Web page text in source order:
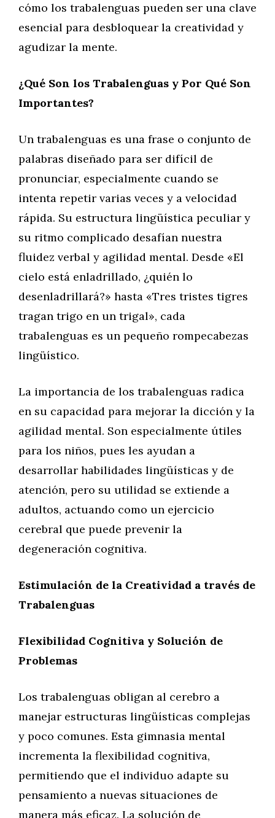
cómo los trabalenguas pueden ser una clave
esencial para desbloquear la creatividad y
agudizar la mente.
¿Qué Son los Trabalenguas y Por Qué Son
Importantes?
Un trabalenguas es una frase o conjunto de
palabras diseñado para ser difícil de
pronunciar, especialmente cuando se
intenta repetir varias veces y a velocidad
rápida. Su estructura lingüística peculiar y
su ritmo complicado desafían nuestra
fluidez verbal y agilidad mental. Desde «El
cielo está enladrillado, ¿quién lo
desenladrillará?» hasta «Tres tristes tigres
tragan trigo en un trigal», cada
trabalenguas es un pequeño rompecabezas
lingüístico.
La importancia de los trabalenguas radica
en su capacidad para mejorar la dicción y la
agilidad mental. Son especialmente útiles
para los niños, pues les ayudan a
desarrollar habilidades lingüísticas y de
atención, pero su utilidad se extiende a
adultos, actuando como un ejercicio
cerebral que puede prevenir la
degeneración cognitiva.
Estimulación de la Creatividad a través de
Trabalenguas
Flexibilidad Cognitiva y Solución de
Problemas
Los trabalenguas obligan al cerebro a
manejar estructuras lingüísticas complejas
y poco comunes. Esta gimnasia mental
incrementa la flexibilidad cognitiva,
permitiendo que el individuo adapte su
pensamiento a nuevas situaciones de
manera más eficaz. La solución de